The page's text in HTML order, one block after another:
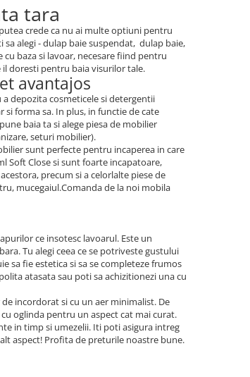
tara
crede ca nu ai multe optiuni pentru
alegi - dulap baie suspendat, dulap baie,
baza si lavoar, necesare fiind pentru
il doresti pentru baia visurilor tale.
avantajos
depozita cosmeticele si detergentii
si forma sa. In plus, in functie de cate
baia ta si alege piesa de mobilier
seturi mobilier).
sunt perfecte pentru incaperea in care
Soft Close si sunt foarte incapatoare,
precum si a celorlalte piese de
mucegaiul.Comanda de la noi mobila
ce insotesc lavoarul. Este un
Tu alegi ceea ce se potriveste gustului
sa fie estetica si sa se completeze frumos
atasata sau poti sa achizitionezi una cu
incordorat si cu un aer minimalist. De
oglinda pentru un aspect cat mai curat.
in timp si umezelii. Iti poti asigura intreg
aspect! Profita de preturile noastre bune.